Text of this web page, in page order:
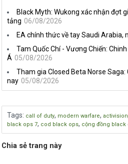
Black Myth: Wukong xác nhận đợt
tảng 06/08/2026
EA chính thức về tay Saudi Arabia,
Tam Quốc Chí - Vương Chiến:
Á 05/08/2026
Tham gia Closed Beta Norse
nay 05/08/2026
Tags: call of duty, modern warfare, activision
black ops 7, cod black ops, cộng đồng black
Chia sẻ trang này